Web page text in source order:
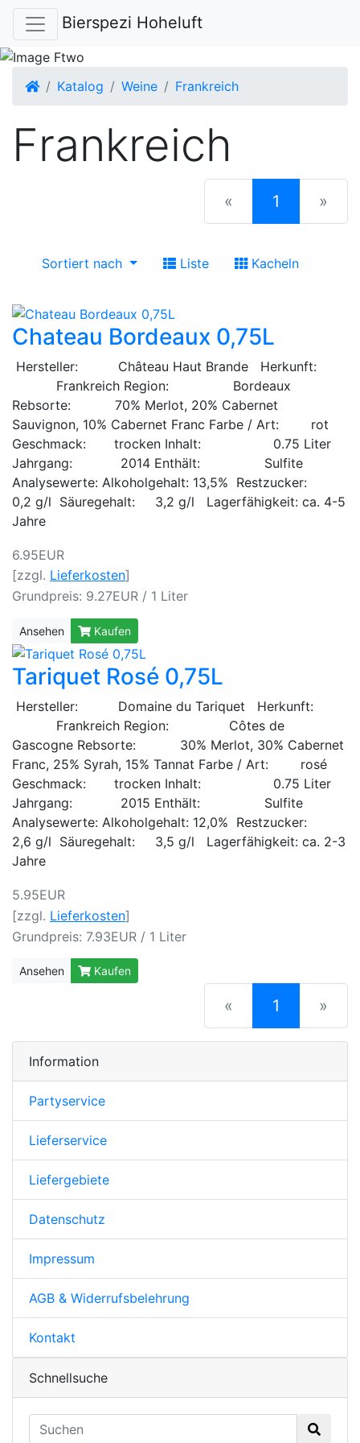
Bierspezi Hoheluft
Startseite
Katalog Weine Frankreich
Frankreich
« 1 (current)
»
Sortiert nach Liste Kacheln
Chateau Bordeaux 0,75L
Hersteller: Château Haut Brande Herkunft:
Frankreich Region: Bordeaux
Rebsorte: 70% Merlot, 20% Cabernet
Sauvignon, 10% Cabernet Franc Farbe / Art: rot
Geschmack: trocken Inhalt: 0.75 Liter
Jahrgang: 2014 Enthält: Sulfite
Analysewerte: Alkoholgehalt: 13,5% Restzucker:
0,2 g/l Säuregehalt: 3,2 g/l Lagerfähigkeit: ca. 4-5
Jahre
6.95EUR
[zzgl. Lieferkosten]
Grundpreis: 9.27EUR / 1 Liter
Ansehen Kaufen
Tariquet Rosé 0,75L
Hersteller: Domaine du Tariquet Herkunft:
Frankreich Region: Côtes de
Gascogne Rebsorte: 30% Merlot, 30% Cabernet
Franc, 25% Syrah, 15% Tannat Farbe / Art: rosé
Geschmack: trocken Inhalt: 0.75 Liter
Jahrgang: 2015 Enthält: Sulfite
Analysewerte: Alkoholgehalt: 12,0% Restzucker:
2,6 g/l Säuregehalt: 3,5 g/l Lagerfähigkeit: ca. 2-3
Jahre
5.95EUR
[zzgl. Lieferkosten]
Grundpreis: 7.93EUR / 1 Liter
Ansehen Kaufen
« 1 (current)
»
Information
Partyservice
Lieferservice
Liefergebiete
Datenschutz
Impressum
AGB & Widerrufsbelehrung
Kontakt
Schnellsuche